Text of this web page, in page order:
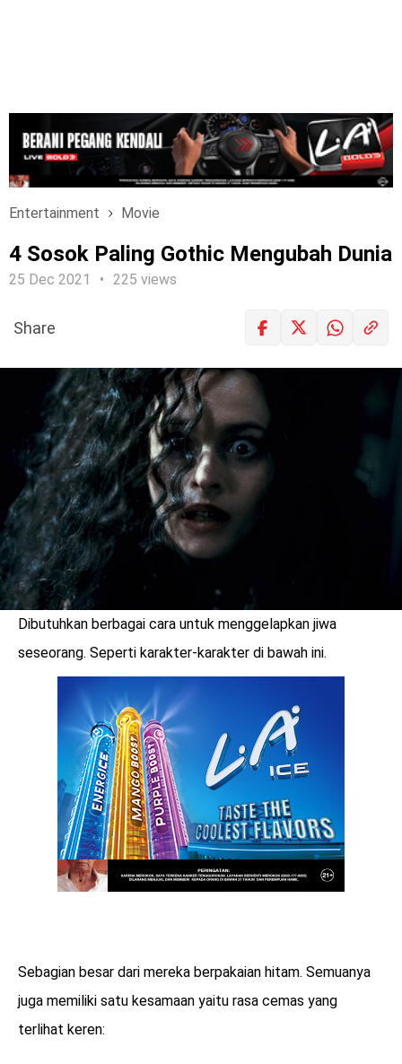
Entertainment Movie
4 Sosok Paling Gothic Mengubah Dunia
25 Dec 2021 225 views
benefit
menarik
LOGIN
Share
Dibutuhkan berbagai cara untuk menggelapkan jiwa
seseorang. Seperti karakter-karakter di bawah ini.
Sebagian besar dari mereka berpakaian hitam. Semuanya
juga memiliki satu kesamaan yaitu rasa cemas yang
terlihat keren: